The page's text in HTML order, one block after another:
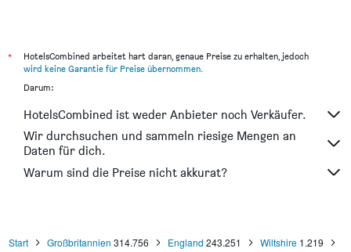
*
HotelsCombined arbeitet hart daran, genaue Preise zu erhalten, jedoch
wird keine Garantie für Preise übernommen.
Darum:
HotelsCombined ist weder Anbieter noch Verkäufer.
Wir durchsuchen und sammeln riesige Mengen an
Daten für dich.
Warum sind die Preise nicht akkurat?
Start Großbritannien 314.756 England 243.251 Wiltshire 1.219